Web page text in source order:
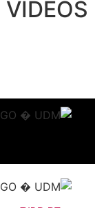
VIDEOS